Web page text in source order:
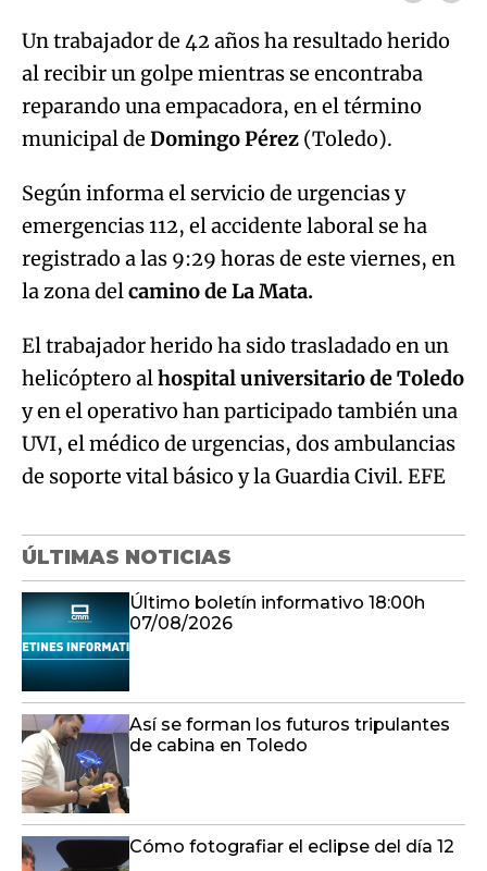
Un trabajador de 42 años ha resultado herido
al recibir un golpe mientras se encontraba
reparando una empacadora, en el término
municipal de Domingo Pérez (Toledo).
Según informa el servicio de urgencias y
emergencias 112, el accidente laboral se ha
registrado a las 9:29 horas de este viernes, en
la zona delcamino de La Mata.
El trabajador herido ha sido trasladado en un
helicóptero alhospital universitario de Toledo
y en el operativo han participado también una
UVI, el médico de urgencias, dos ambulancias
de soporte vital básico y la Guardia Civil. EFE
ÚLTIMAS NOTICIAS
Último boletín informativo 18:00h
07/08/2026
Así se forman los futuros tripulantes
de cabina en Toledo
Cómo fotografiar el eclipse del día 12